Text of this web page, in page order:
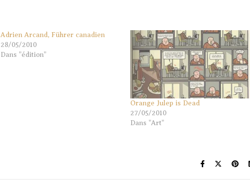
Adrien Arcand, Führer canadien
28/05/2010
Dans "édition"
Orange Julep is Dead
27/05/2010
Dans "Art"